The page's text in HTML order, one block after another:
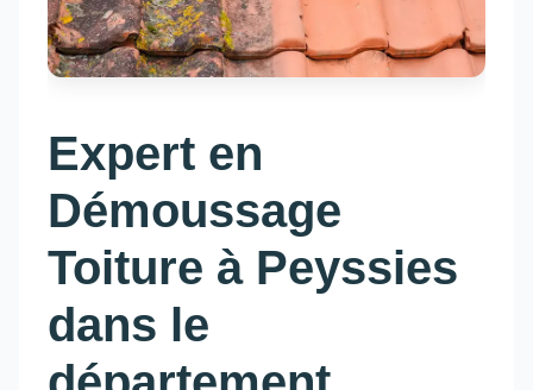
Expert en
Démoussage
Toiture à Peyssies
dans le